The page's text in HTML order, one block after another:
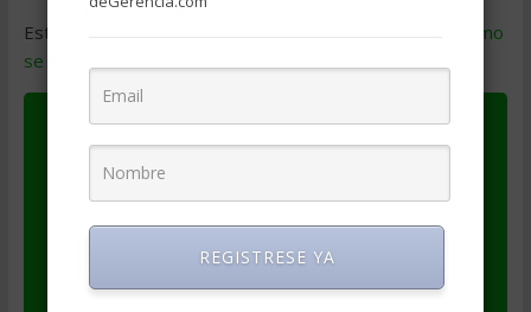
Este sitio usa Akismet para reducir el spam.
Aprende cómo
se procesan los datos de tus comentarios
Este artículo es Copyright de su autor(a). El
autor(a) es responsable por el contenido y
las opiniones expresadas, así como de la
legitimidad de su autoría.
El contenido puede ser incluido en
REGISTRESE YA